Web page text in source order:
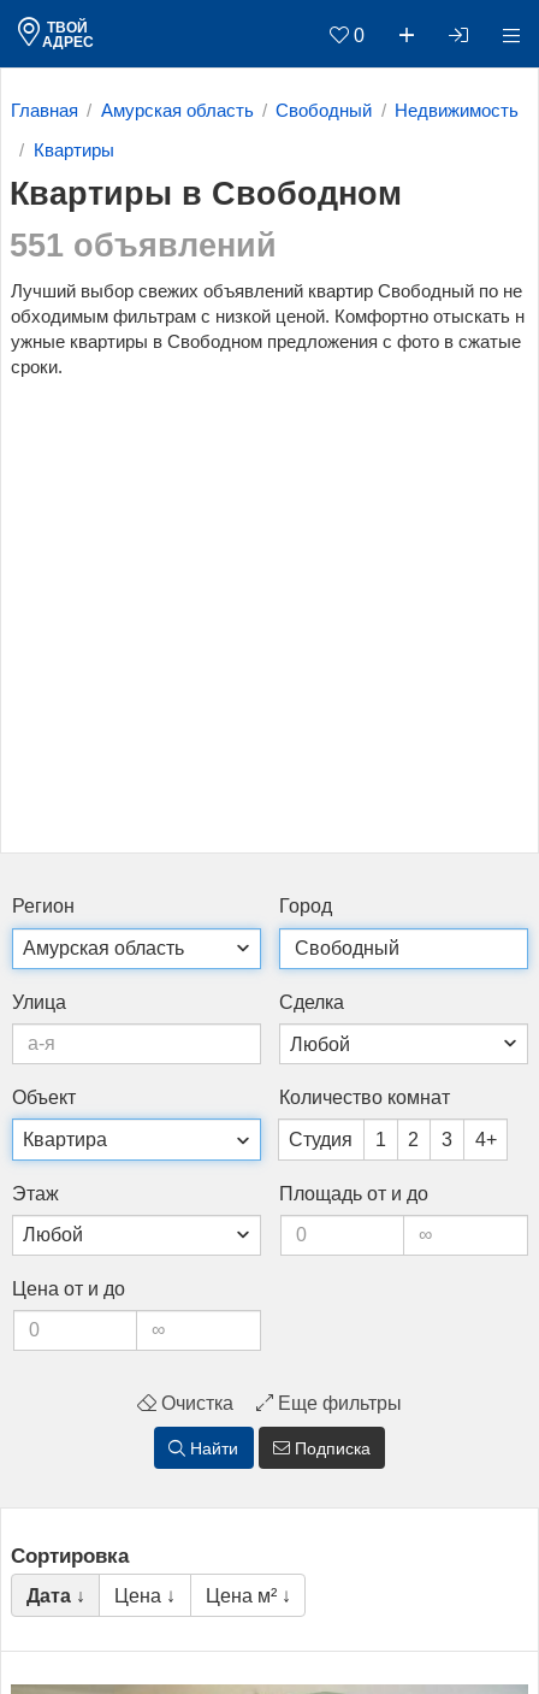
ТВОЙ
АДРЕС
0
Главная Амурская область Свободный Недвижимость
Квартиры
Квартиры в Свободном
551 объявлений
Лучший выбор свежих объявлений квартир Свободный по не
обходимым фильтрам c низкой ценой. Комфортно отыскать н
ужные квартиры в Свободном предложения с фото в сжатые
сроки.
Ре­ги­он Го­род
Ули­ца Сдел­ка
Объ­ект Ко­личес­тво ком­нат
Студия 1 2 3 4+
Этаж Пло­щадь от и до
Це­на от и до
Очистка Еще фильтры
Найти Подписка
Сортировка
Дата ↓ Цена ↓ Цена м² ↓